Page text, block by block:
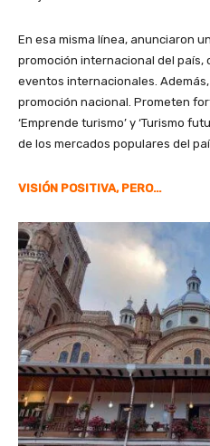
En esa misma línea, anunciaron
promoción internacional del país,
eventos internacionales.
promoción nacional. Prometen
‘Emprende turismo’ y ‘Turismo
de los mercados populares del
VISIÓN POSITIVA, PERO…